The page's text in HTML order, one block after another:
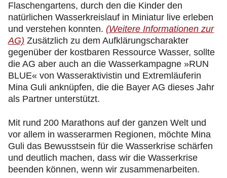
Flaschengartens, durch den die Kinder den
natürlichen Wasserkreislauf in Miniatur live erleben
und verstehen konnten. (Weitere Informationen zur
AG) Zusätzlich zu dem Aufklärungscharakter
gegenüber der kostbaren Ressource Wasser, sollte
die AG aber auch an die Wasserkampagne »RUN
BLUE« von Wasseraktivistin und Extremläuferin
Mina Guli anknüpfen, die die Bayer AG dieses Jahr
als Partner unterstützt.
Mit rund 200 Marathons auf der ganzen Welt und
vor allem in wasserarmen Regionen, möchte Mina
Guli das Bewusstsein für die Wasserkrise schärfen
und deutlich machen, dass wir die Wasserkrise
beenden können, wenn wir zusammenarbeiten.